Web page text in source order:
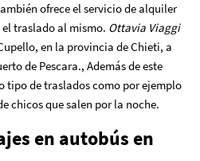
ofrece el servicio de alquiler
traslado al mismo. Ottavia Viaggi
en la provincia de Chieti, a
de Pescara., Además de este
tipo de traslados como por ejemplo
chicos que salen por la noche.
en autobús en